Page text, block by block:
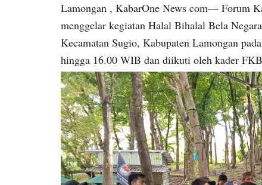
Lamongan , KabarOne News com— Forum
menggelar kegiatan Halal Bihalal Bela
Kecamatan Sugio, Kabupaten Lamongan
hingga 16.00 WIB dan diikuti oleh kader